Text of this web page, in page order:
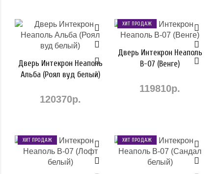
Дверь Интекрон Неаполь
Альба (Роял вуд белый)
120370р.
ХИТ ПРОДАЖ
Дверь Интекрон Неаполь
В-07 (Венге)
119810р.
ХИТ ПРОДАЖ ХИТ ПРОДАЖ